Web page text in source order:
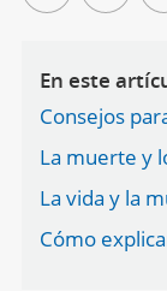
En este
Consejos
La muerte y
La vida y la
Cómo